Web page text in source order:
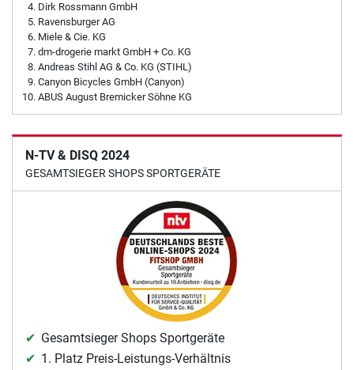
Dirk Rossmann GmbH
Ravensburger AG
Miele & Cie. KG
dm-drogerie markt GmbH + Co. KG
Andreas Stihl AG & Co. KG (STIHL)
Canyon Bicycles GmbH (Canyon)
ABUS August Bremicker Söhne KG
N-TV & DISQ 2024
GESAMTSIEGER SHOPS SPORTGERÄTE
Gesamtsieger Shops Sportgeräte
1. Platz Preis-Leistungs-Verhältnis